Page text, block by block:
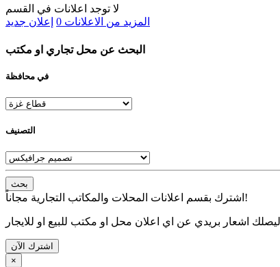
لا توجد اعلانات في القسم
المزيد من الاعلانات 0 إعلان جديد
البحث عن محل تجاري او مكتب
في محافظة
التصنيف
بحث
اشترك بقسم اعلانات المحلات والمكاتب التجارية مجاناً!
اشعار بريدي عن اي اعلان محل او مكتب للبيع او للايجار
اشترك الآن
×